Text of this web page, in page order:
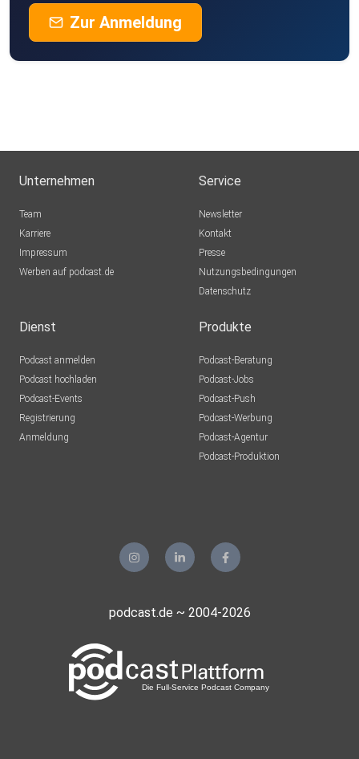
Zur Anmeldung
Unternehmen
Team
Karriere
Impressum
Werben auf podcast.de
Service
Newsletter
Kontakt
Presse
Nutzungsbedingungen
Datenschutz
Dienst
Podcast anmelden
Podcast hochladen
Podcast-Events
Registrierung
Anmeldung
Produkte
Podcast-Beratung
Podcast-Jobs
Podcast-Push
Podcast-Werbung
Podcast-Agentur
Podcast-Produktion
podcast.de ~ 2004-2026